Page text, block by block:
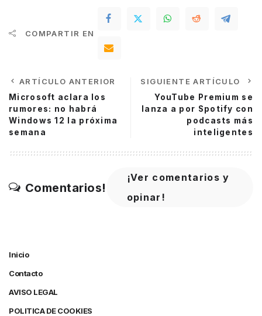
COMPARTIR EN
ARTÍCULO ANTERIOR
Microsoft aclara los
rumores: no habrá
Windows 12 la próxima
semana
SIGUIENTE ARTÍCULO
YouTube Premium se
lanza a por Spotify con
podcasts más
inteligentes
Comentarios!
¡Ver comentarios y
opinar!
Inicio
Contacto
AVISO LEGAL
POLITICA DE COOKIES